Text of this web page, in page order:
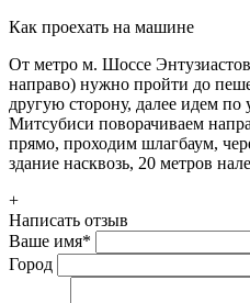
Как проехать на машине
От метро м. Шоссе
направо) нужно пройти до
другую сторону, далее идем по
Митсубиси поворачиваем
прямо, проходим шлагбаум,
здание насквозь, 20 метров
+
Написать отзыв
Ваше имя*
Город